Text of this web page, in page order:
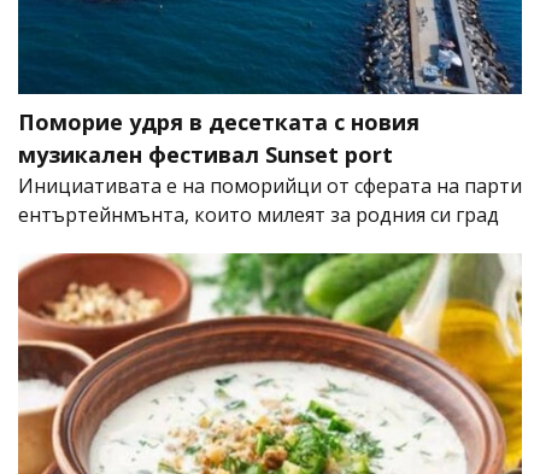
Поморие удря в десетката с новия
музикален фестивал Sunset port
Инициативата е на поморийци от сферата на парти
ентъртейнмънта, които милеят за родния си град